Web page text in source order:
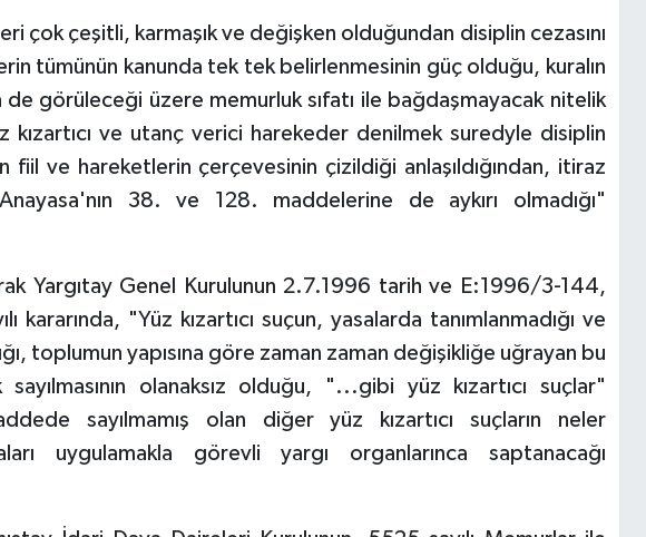
çok çeşitli, karmaşık ve değişken olduğundan disiplin cezasını
tümünün kanunda tek tek belirlenmesinin güç olduğu, kuralın
de görüleceği üzere memurluk sıfatı ile bağdaşmayacak nitelik
kızartıcı ve utanç verici harekeder denilmek suredyle disiplin
fiil ve hareketlerin çerçevesinin çizildiği anlaşıldığından, itiraz
38. ve 128. maddelerine de aykırı olmadığı"
Yargıtay Genel Kurulunun 2.7.1996 tarih ve E:1996/3-144,
kararında, "Yüz kızartıcı suçun, yasalarda tanımlanmadığı ve
toplumun yapısına göre zaman zaman değişikliğe uğrayan bu
olanaksız olduğu, "...gibi yüz kızartıcı suçlar"
sayılmamış olan diğer yüz kızartıcı suçların neler
uygulamakla görevli yargı organlarınca saptanacağı